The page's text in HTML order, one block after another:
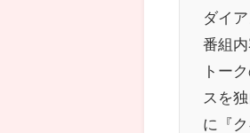
ダイ
番組
トー
スを
に『